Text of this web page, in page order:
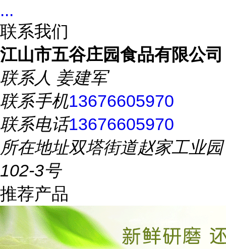
...
联系我们
江山市五谷庄园食品有限公司
联系人 姜建军
联系手机13676605970
联系电话13676605970
所在地址双塔街道赵家工业园
102-3号
推荐产品